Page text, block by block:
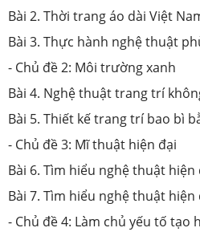
Bài 2. Thời trang áo dài Việt
Bài 3. Thực hành nghệ thuật
- Chủ đề 2: Môi trường xanh
Bài 4. Nghệ thuật trang trí
Bài 5. Thiết kế trang trí bao bì
- Chủ đề 3: Mĩ thuật hiện đại
Bài 6. Tìm hiểu nghệ thuật hiện
Bài 7. Tìm hiểu nghệ thuật hiện
- Chủ đề 4: Làm chủ yếu tố tạo